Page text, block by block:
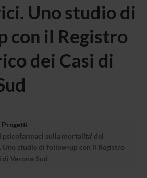
Uno studio di
con il Registro
dei Casi di
Progetti
sulla mortalita' dei
studio di follow-up con il Registro
di Verona-Sud